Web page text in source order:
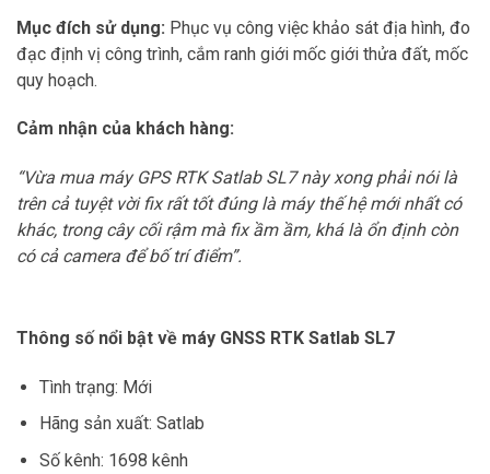
Mục đích sử dụng: Phục vụ công việc khảo sát địa hình, đo
đạc định vị công trình, cắm ranh giới mốc giới thửa đất, mốc
quy hoạch.
Cảm nhận của khách hàng:
“Vừa mua máy GPS RTK Satlab SL7 này xong phải nói là
trên cả tuyệt vời fix rất tốt đúng là máy thế hệ mới nhất có
khác, trong cây cối rậm mà fix ầm ầm, khá là ổn định còn
có cả camera để bố trí điểm”.
Thông số nổi bật về máy GNSS RTK Satlab SL7
Tình trạng: Mới
Hãng sản xuất: Satlab
Số kênh: 1698 kênh